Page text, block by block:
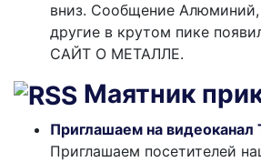
вниз. Сообщение Алюминий,
другие в крутом пике
САЙТ О МЕТАЛЛЕ.
Маятник
Приглашаем на
Приглашаем посетителей